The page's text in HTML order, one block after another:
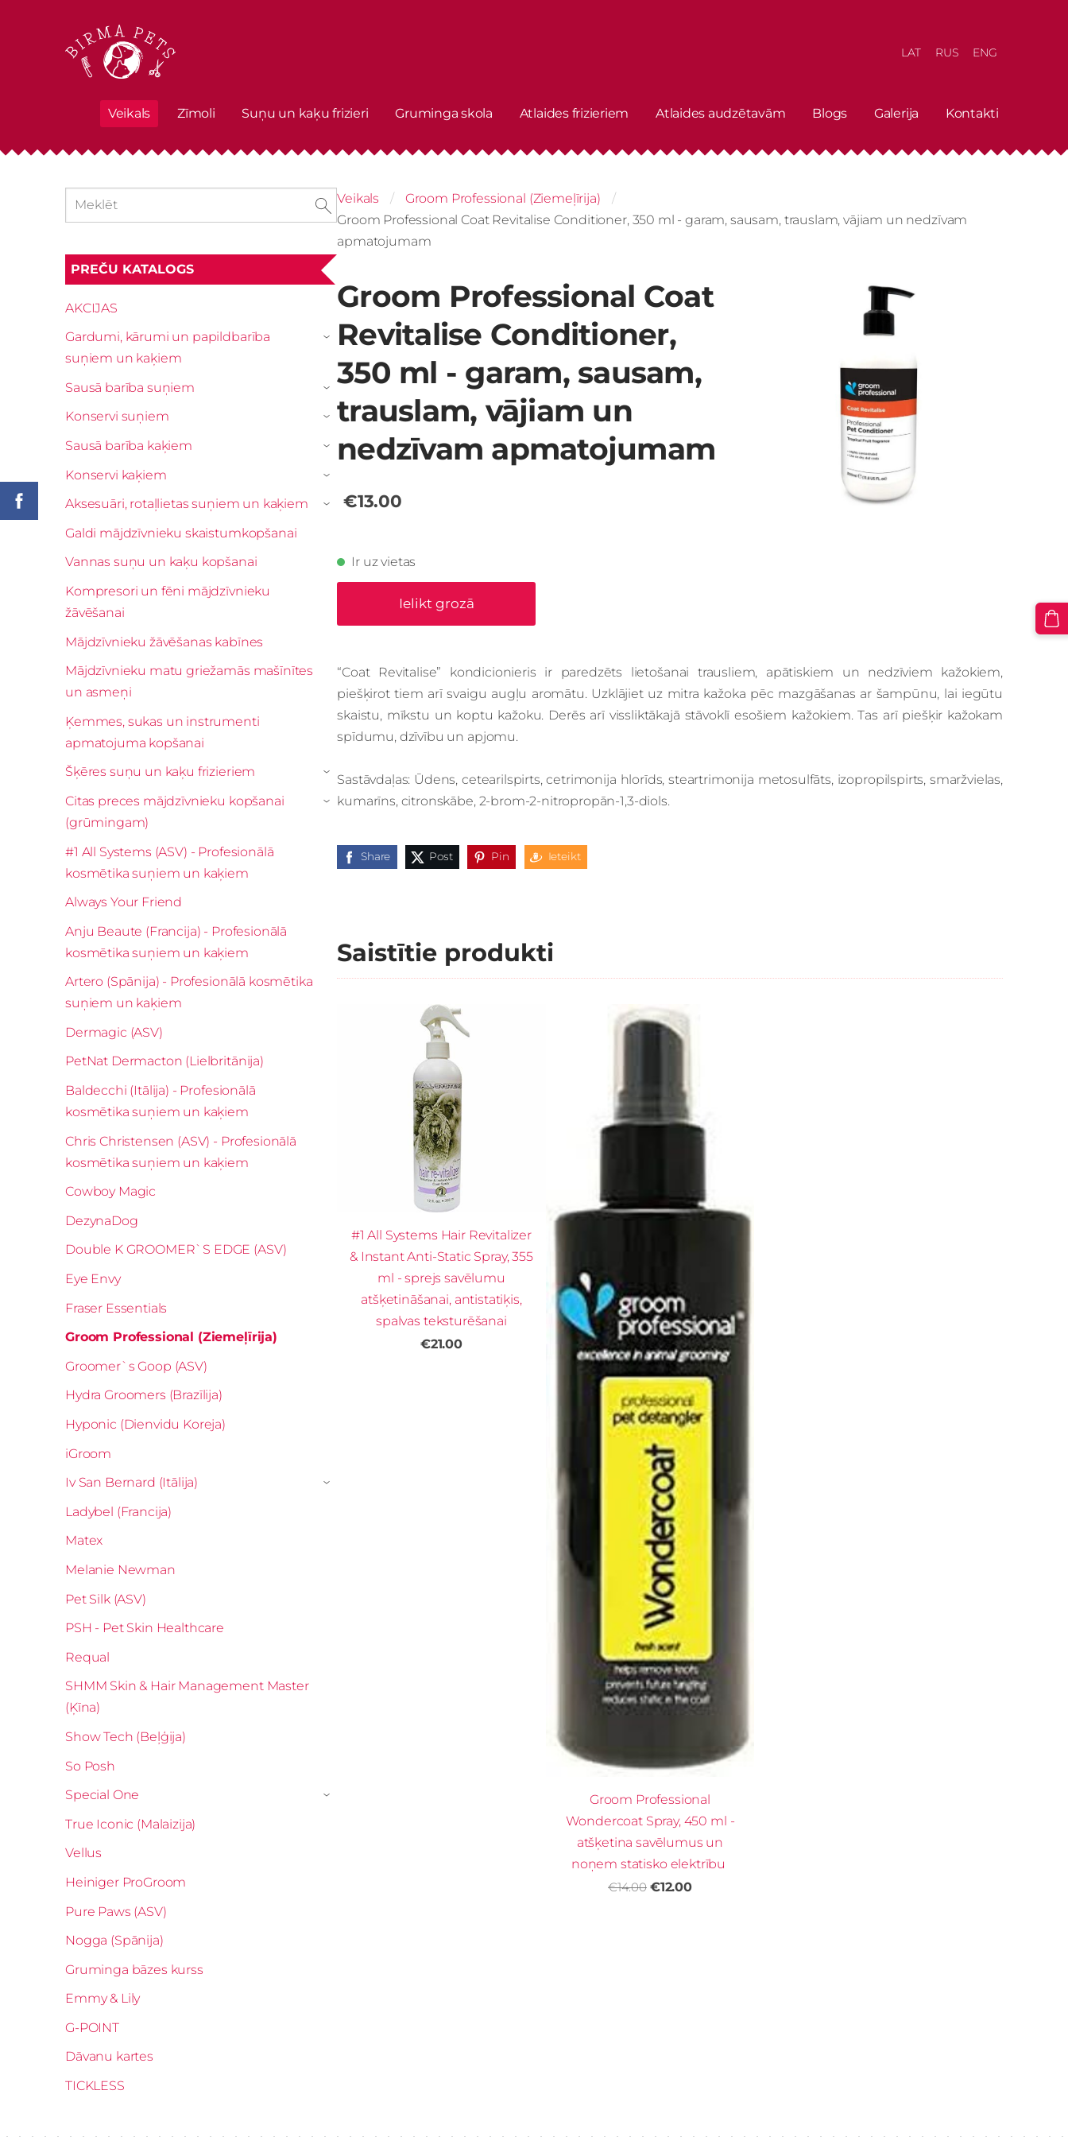
Veikals Zīmoli Suņu un kaķu frizieri Gruminga skola Atlaides frizieriem Atlaides audzētavām Blogs Galerija Kontakti
LAT RUS ENG
PREČU KATALOGS
AKCIJAS
Gardumi, kārumi un papildbarība
suņiem un kaķiem
›
Sausā barība suņiem ›
Konservi suņiem ›
Sausā barība kaķiem ›
Konservi kaķiem ›
Aksesuāri, rotaļlietas suņiem un kaķiem ›
Galdi mājdzīvnieku skaistumkopšanai
Vannas suņu un kaķu kopšanai
Kompresori un fēni mājdzīvnieku
žāvēšanai
Mājdzīvnieku žāvēšanas kabīnes
Mājdzīvnieku matu griežamās mašīnītes
un asmeņi
Ķemmes, sukas un instrumenti
apmatojuma kopšanai
Šķēres suņu un kaķu frizieriem
›
Citas preces mājdzīvnieku kopšanai
(grūmingam)
›
#1 All Systems (ASV) - Profesionālā
kosmētika suņiem un kaķiem
Always Your Friend
Anju Beaute (Francija) - Profesionālā
kosmētika suņiem un kaķiem
Artero (Spānija) - Profesionālā kosmētika
suņiem un kaķiem
Dermagic (ASV)
PetNat Dermacton (Lielbritānija)
Baldecchi (Itālija) - Profesionālā
kosmētika suņiem un kaķiem
Chris Christensen (ASV) - Profesionālā
kosmētika suņiem un kaķiem
Cowboy Magic
DezynaDog
Double K GROOMER`S EDGE (ASV)
Eye Envy
Fraser Essentials
Groom Professional (Ziemeļīrija)
Groomer`s Goop (ASV)
Hydra Groomers (Brazīlija)
Hyponic (Dienvidu Koreja)
iGroom
Iv San Bernard (Itālija)
›
Ladybel (Francija)
Matex
Melanie Newman
Pet Silk (ASV)
PSH - Pet Skin Healthcare
Requal
SHMM Skin & Hair Management Master
(Ķīna)
Show Tech (Beļģija)
So Posh
Special One
›
True Iconic (Malaizija)
Vellus
Heiniger ProGroom
Pure Paws (ASV)
Nogga (Spānija)
Gruminga bāzes kurss
Emmy & Lily
G-POINT
Dāvanu kartes
TICKLESS
Veikals
Groom Professional (Ziemeļīrija)
Groom Professional Coat Revitalise Conditioner, 350 ml - garam, sausam, trauslam, vājiam un nedzīvam
apmatojumam
Groom Professional Coat
Revitalise Conditioner,
350 ml - garam, sausam,
trauslam, vājiam un
nedzīvam apmatojumam
€13.00
Ir uz vietas
Ielikt grozā
“Coat Revitalise” kondicionieris ir paredzēts lietošanai trausliem, apātiskiem un nedzīviem kažokiem,
piešķirot tiem arī svaigu augļu aromātu. Uzklājiet uz mitra kažoka pēc mazgāšanas ar šampūnu, lai iegūtu
skaistu, mīkstu un koptu kažoku. Derēs arī vissliktākajā stāvoklī esošiem kažokiem. Tas arī piešķir kažokam
spīdumu, dzīvību un apjomu.
Sastāvdaļas: Ūdens, cetearilspirts, cetrimonija hlorīds, steartrimonija metosulfāts, izopropilspirts, smaržvielas,
kumarīns, citronskābe, 2-brom-2-nitropropān-1,3-diols.
Share Post Pin Ieteikt
Saistītie produkti
#1 All Systems Hair Revitalizer
& Instant Anti-Static Spray, 355
ml - sprejs savēlumu
atšķetināšanai, antistatiķis,
spalvas teksturēšanai
€21.00
Groom Professional
Wondercoat Spray, 450 ml -
atšķetina savēlumus un
noņem statisko elektrību
€14.00 €12.00